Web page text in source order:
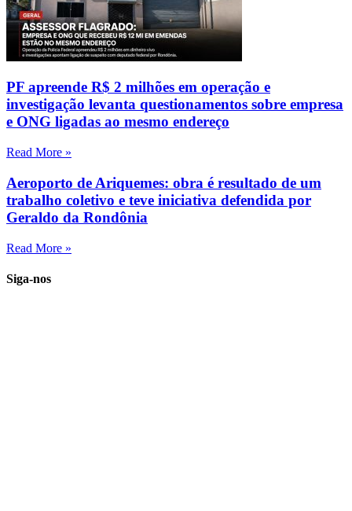
PF apreende R$ 2 milhões em operação e
investigação levanta questionamentos sobre empresa
e ONG ligadas ao mesmo endereço
Read More »
Aeroporto de Ariquemes: obra é resultado de um
trabalho coletivo e teve iniciativa defendida por
Geraldo da Rondônia
Read More »
Siga-nos